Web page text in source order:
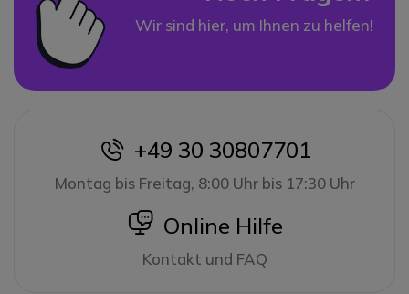
Wir sind hier, um Ihnen zu helfen!
icon
+49 30 30807701
Montag bis Freitag, 8:00 Uhr bis 17:30 Uhr
icon
Online Hilfe
Kontakt und FAQ